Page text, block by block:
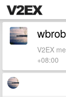
V2EX
+08:00